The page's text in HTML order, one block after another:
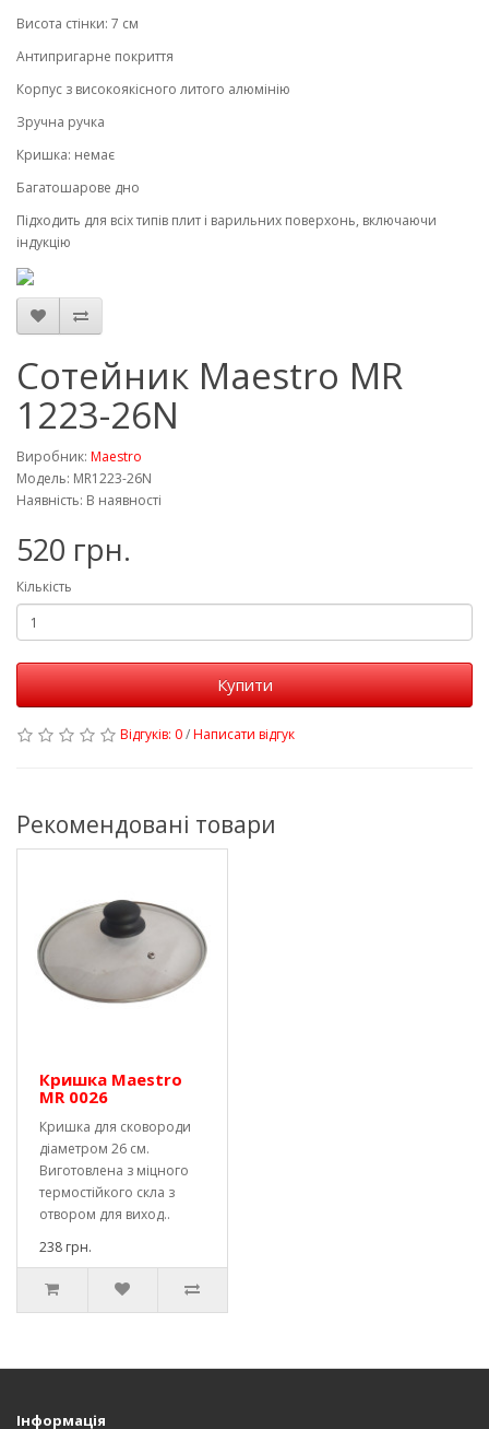
Висота стінки: 7 см
Антипригарне покриття
Корпус з високоякісного литого алюмінію
Зручна ручка
Кришка: немає
Багатошарове дно
Підходить для всіх типів плит і варильних поверхонь, включаючи
індукцію
Сотейник Maestro MR
1223-26N
Виробник: Maestro
Модель: MR1223-26N
Наявність: В наявності
520 грн.
Кількість
Купити
Відгуків: 0/Написати відгук
Рекомендовані товари
Кришка Maestro
MR 0026
Кришка для сковороди
діаметром 26 см.
Виготовлена ​​з міцного
термостійкого скла з
отвором для виход..
238 грн.
Інформація